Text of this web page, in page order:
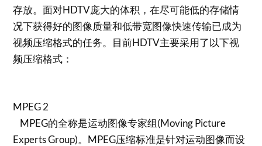
存放。面对HDTV庞大的体积，在尽可能低的存储情
况下获得好的图像质量和低带宽图像快速传输已成为
视频压缩格式的任务。目前HDTV主要采用了以下视
频压缩格式：
MPEG 2
MPEG的全称是运动图像专家组(Moving Picture
Experts Group)。MPEG压缩标准是针对运动图像而设